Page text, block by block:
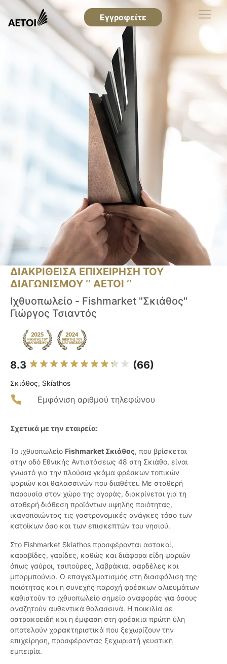
Εγγραφείτε
ΔΙΑΚΡΙΘΕΙΣΑ ΕΠΙΧΕΙΡΗΣΗ ΤΟΥ
ΔΙΑΓΩΝΙΣΜΟΥ ‘’ ΑΕΤΟΙ ‘’
Ιχθυοπωλείο - Fishmarket "Σκιάθος"
Γιώργος Τσιαντός
8.3 (66)
Σκιάθος, Skíathos
Εμφάνιση αριθμού τηλεφώνου
Σχετικά με την εταιρεία:
Το ιχθυοπωλείο Fishmarket Σκιάθος, που βρίσκεται
στην οδό Εθνικής Αντιστάσεως 48 στη Σκιάθο, είναι
γνωστό για την πλούσια γκάμα φρέσκων τοπικών
ψαριών και θαλασσινών που διαθέτει. Με σταθερή
παρουσία στον χώρο της αγοράς, διακρίνεται για τη
σταθερή διάθεση προϊόντων υψηλής ποιότητας,
ικανοποιώντας τις γαστρονομικές ανάγκες τόσο των
κατοίκων όσο και των επισκεπτών του νησιού.
Στο Fishmarket Skiathos προσφέρονται αστακοί,
καραβίδες, γαρίδες, καθώς και διάφορα είδη ψαριών
όπως γαύροι, τσιπούρες, λαβράκια, σαρδέλες και
μπαρμπούνια. Ο επαγγελματισμός στη διασφάλιση της
ποιότητας και η συνεχής παροχή φρέσκων αλιευμάτων
καθιστούν το ιχθυοπωλείο σημείο αναφοράς για όσους
αναζητούν αυθεντικά θαλασσινά. Η ποικιλία σε
οστρακοειδή και η έμφαση στη φρέσκια πρώτη ύλη
αποτελούν χαρακτηριστικά που ξεχωρίζουν την
επιχείρηση, προσφέροντας ξεχωριστή γευστική
εμπειρία.